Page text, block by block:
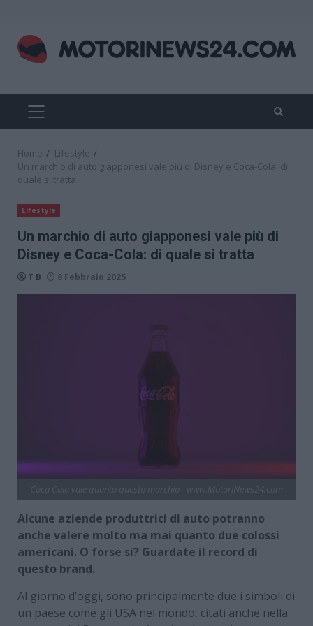
content
PRIMARY
MENU
Home
Lifestyle
Un marchio di auto giapponesi vale più di Disney e Coca-Cola: di
quale si tratta
Lifestyle
Un marchio di auto giapponesi vale più di
Disney e Coca-Cola: di quale si tratta
T B 8 Febbraio 2025
Alcune aziende produttrici di auto potranno
anche valere molto ma mai quanto due colossi
americani. O forse si? Guardate il record di
questo brand.
Al giorno d’oggi, sono principalmente due i simboli di
un paese come gli USA nel mondo, citati anche nella